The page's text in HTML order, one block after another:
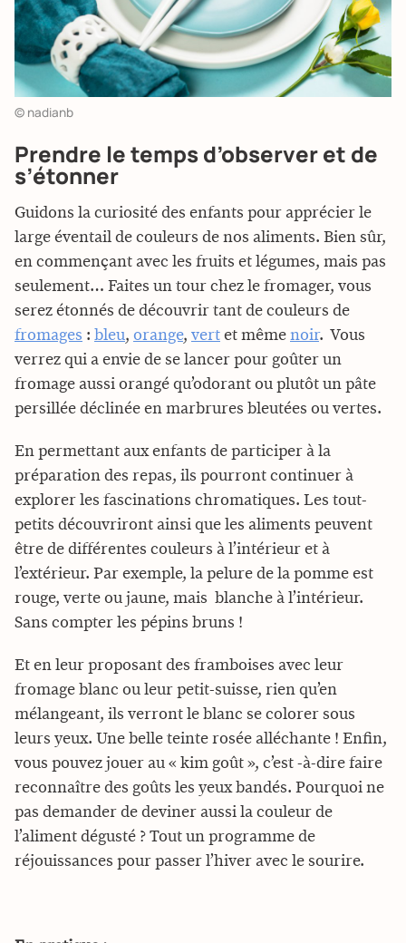
© nadianb
Prendre le temps d’observer et de
s’étonner
Guidons la curiosité des enfants pour apprécier le
large éventail de couleurs de nos aliments. Bien sûr,
en commençant avec les fruits et légumes, mais pas
seulement… Faites un tour chez le fromager, vous
serez étonnés de découvrir tant de couleurs de
fromages : bleu, orange, vert et même noir. Vous
verrez qui a envie de se lancer pour goûter un
fromage aussi orangé qu’odorant ou plutôt un pâte
persillée déclinée en marbrures bleutées ou vertes.
En permettant aux enfants de participer à la
préparation des repas, ils pourront continuer à
explorer les fascinations chromatiques. Les tout-
petits découvriront ainsi que les aliments peuvent
être de différentes couleurs à l’intérieur et à
l’extérieur. Par exemple, la pelure de la pomme est
rouge, verte ou jaune, mais blanche à l’intérieur.
Sans compter les pépins bruns !
Et en leur proposant des framboises avec leur
fromage blanc ou leur petit-suisse, rien qu’en
mélangeant, ils verront le blanc se colorer sous
leurs yeux. Une belle teinte rosée alléchante ! Enfin,
vous pouvez jouer au « kim goût », c’est -à-dire faire
reconnaître des goûts les yeux bandés. Pourquoi ne
pas demander de deviner aussi la couleur de
l’aliment dégusté ? Tout un programme de
réjouissances pour passer l’hiver avec le sourire.